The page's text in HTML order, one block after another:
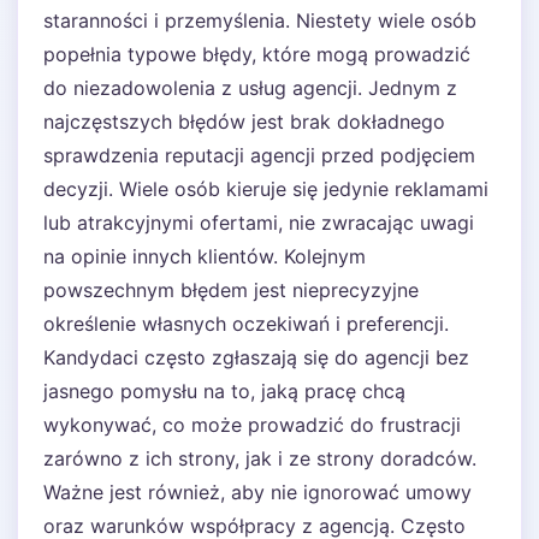
staranności i przemyślenia. Niestety wiele osób
popełnia typowe błędy, które mogą prowadzić
do niezadowolenia z usług agencji. Jednym z
najczęstszych błędów jest brak dokładnego
sprawdzenia reputacji agencji przed podjęciem
decyzji. Wiele osób kieruje się jedynie reklamami
lub atrakcyjnymi ofertami, nie zwracając uwagi
na opinie innych klientów. Kolejnym
powszechnym błędem jest nieprecyzyjne
określenie własnych oczekiwań i preferencji.
Kandydaci często zgłaszają się do agencji bez
jasnego pomysłu na to, jaką pracę chcą
wykonywać, co może prowadzić do frustracji
zarówno z ich strony, jak i ze strony doradców.
Ważne jest również, aby nie ignorować umowy
oraz warunków współpracy z agencją. Często